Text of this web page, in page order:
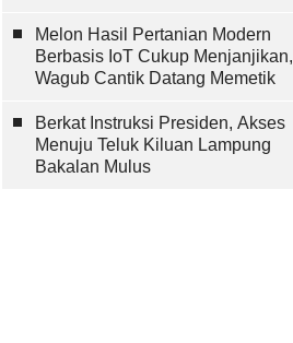
Melon Hasil Pertanian Modern
Berbasis IoT Cukup Menjanjikan,
Wagub Cantik Datang Memetik
Berkat Instruksi Presiden, Akses
Menuju Teluk Kiluan Lampung
Bakalan Mulus